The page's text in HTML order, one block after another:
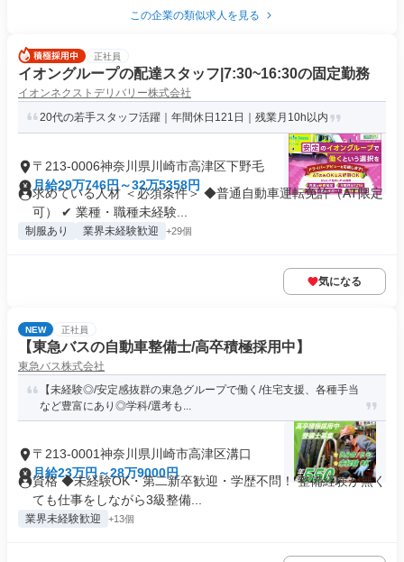
この企業の類似求人を見る
正社員
イオングループの配達スタッフ|7:30~16:30の固定勤務
イオンネクストデリバリー株式会社
20代の若手スタッフ活躍｜年間休日121日｜残業月10h以内
〒213-0006神奈川県川崎市高津区下野毛
月給29万746円～32万5358円
求めている人材 ＜必須条件＞ ◆普通自動車運転免許（AT限定
可） ✔ 業種・職種未経験...
制服あり 業界未経験歓迎 +29個
気になる
NEW 正社員
【東急バスの自動車整備士/高卒積極採用中】
東急バス株式会社
【未経験◎/安定感抜群の東急グループで働く/住宅支援、各種手当
など豊富にあり◎学科/選考も...
〒213-0001神奈川県川崎市高津区溝口
月給23万円～28万9000円
資格 ◆未経験OK・第二新卒歓迎・学歴不問！ 整備経験が無く
ても仕事をしながら3級整備...
業界未経験歓迎 +13個